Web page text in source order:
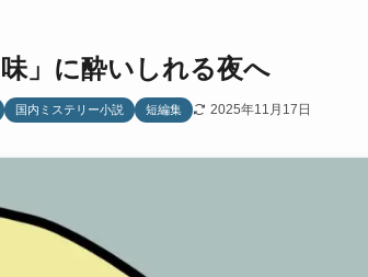
」に酔いしれる夜へ
国内ミステリー小説 短編集 2025年11月17日